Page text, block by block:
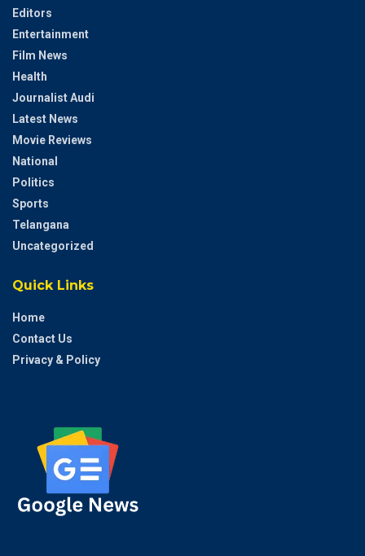
Editors
Entertainment
Film News
Health
Journalist Audi
Latest News
Movie Reviews
National
Politics
Sports
Telangana
Uncategorized
Quick Links
Home
Contact Us
Privacy & Policy